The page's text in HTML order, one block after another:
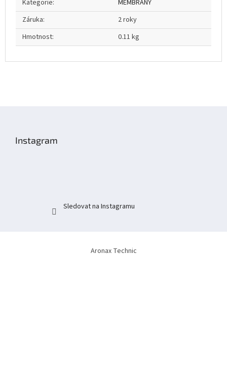
Kategorie:
MEMBRÁNY
Záruka:
2 roky
Hmotnost: 0.11 kg
Instagram
Sledovat na Instagramu
Aronax Technic